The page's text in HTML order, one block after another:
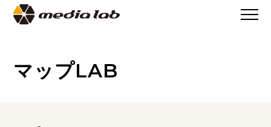
SERVICE>マップLAB
マップLAB